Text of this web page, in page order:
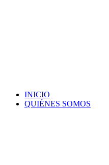
INICIO
QUIÉNES SOMOS